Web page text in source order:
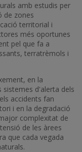
amb estudis per
de zones
territorial i
més oportunes
pel que fa a
terratrèmols i
en la
sistemes d'alerta dels
accidents fan
i en la degradació
complexitat de
de les àrees
que cada vegada